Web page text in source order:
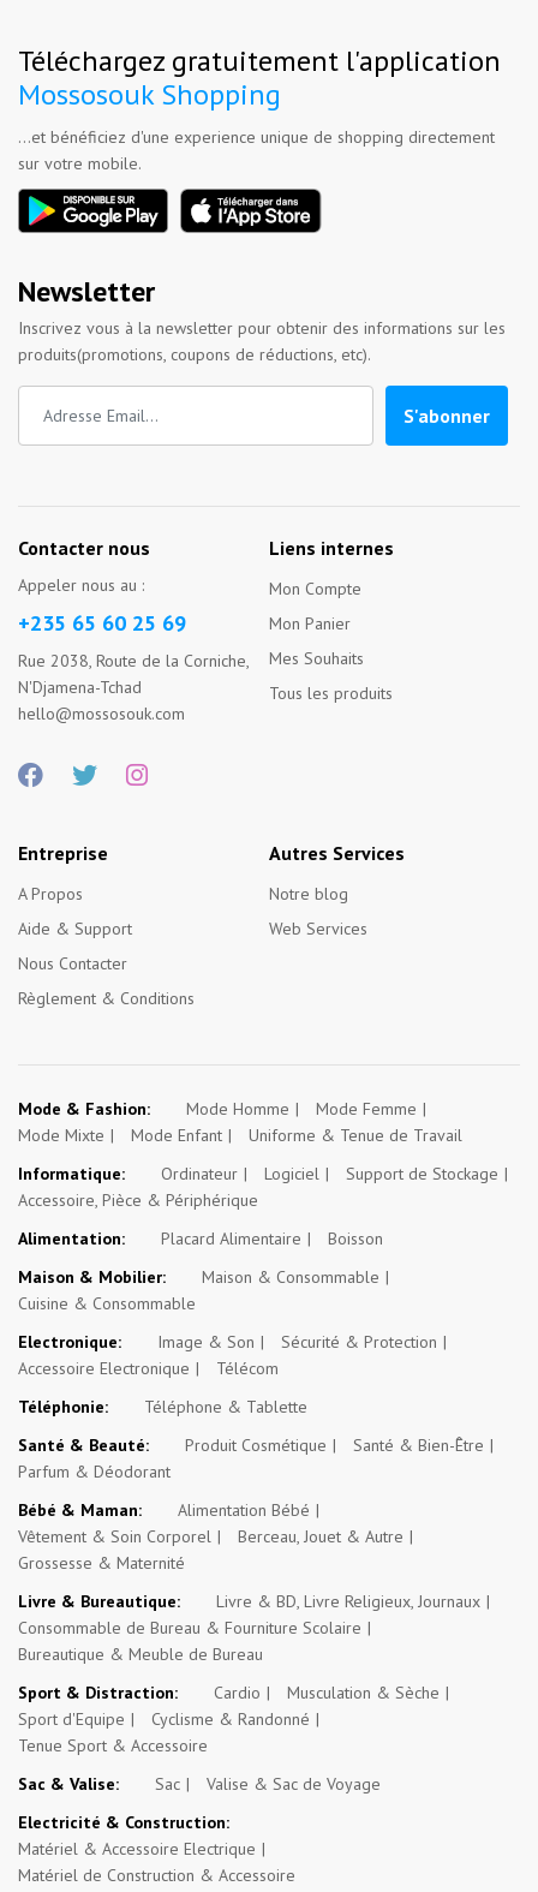
Téléchargez gratuitement l'application
Mossosouk Shopping
...et bénéficiez d'une experience unique de shopping directement
sur votre mobile.
Newsletter
Inscrivez vous à la newsletter pour obtenir des informations sur les
produits(promotions, coupons de réductions, etc).
S'abonner
Contacter nous
Appeler nous au :
+235 65 60 25 69
Rue 2038, Route de la Corniche,
N'Djamena-Tchad
hello@mossosouk.com
Liens internes
Mon Compte
Mon Panier
Mes Souhaits
Tous les produits
Entreprise
A Propos
Aide & Support
Nous Contacter
Règlement & Conditions
Autres Services
Notre blog
Web Services
Mode & Fashion: Mode Homme
Mode Femme
Mode Mixte
Mode Enfant
Uniforme & Tenue de Travail
Informatique:
Ordinateur Logiciel
Support de Stockage
Accessoire, Pièce & Périphérique
Alimentation:
Placard Alimentaire
Boisson
Maison & Mobilier:
Maison & Consommable
Cuisine & Consommable
Electronique:
Image & Son
Sécurité & Protection
Accessoire Electronique
Télécom
Téléphonie:
Téléphone & Tablette
Santé & Beauté:
Produit Cosmétique
Santé & Bien-Être
Parfum & Déodorant
Bébé & Maman:
Alimentation Bébé
Vêtement & Soin Corporel
Berceau, Jouet & Autre
Grossesse & Maternité
Livre & Bureautique:
Livre & BD, Livre Religieux, Journaux
Consommable de Bureau & Fourniture Scolaire
Bureautique & Meuble de Bureau
Sport & Distraction:
Cardio
Musculation & Sèche
Sport d'Equipe
Cyclisme & Randonné
Tenue Sport & Accessoire
Sac & Valise:
Sac
Valise & Sac de Voyage
Electricité & Construction:
Matériel & Accessoire Electrique
Matériel de Construction & Accessoire